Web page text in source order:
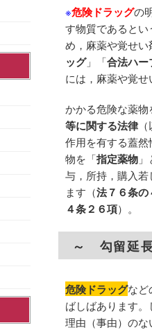
※危険ドラッグの
す物質であるとい
め，麻薬や覚せ
ッグ」「合法ハー
には，麻薬や覚せ
かかる危険な薬
等に関する法律
作用を有する蓋
物を「指定薬物
与，所持，購入
ます（法７６条の
４条２６項）。
～ 勾留延
危険ドラッグなど
ばしばあります。
理由（事由）のな